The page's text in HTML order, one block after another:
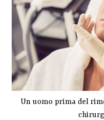
Un uomo prima del